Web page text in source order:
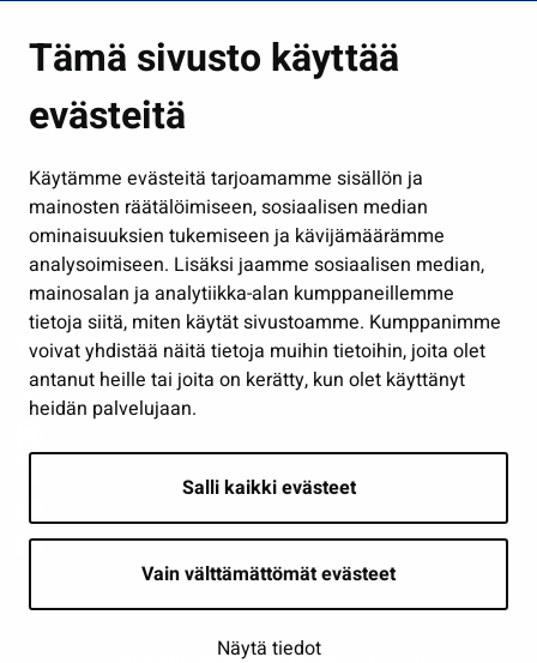
Tämä sivusto käyttää
evästeitä
Käytämme evästeitä tarjoamamme sisällön ja
mainosten räätälöimiseen, sosiaalisen median
ominaisuuksien tukemiseen ja kävijämäärämme
analysoimiseen. Lisäksi jaamme sosiaalisen median,
mainosalan ja analytiikka-alan kumppaneillemme
tietoja siitä, miten käytät sivustoamme. Kumppanimme
voivat yhdistää näitä tietoja muihin tietoihin, joita olet
antanut heille tai joita on kerätty, kun olet käyttänyt
heidän palvelujaan.
Salli kaikki evästeet
Vain välttämättömät evästeet
Näytä tiedot
Kasvatus ja opetus
Kulttuuri ja liikunta
Työ ja yrittäminen
Osallistu ja asioi
Näytä omat evästeasetukseni
Seuraa meitä